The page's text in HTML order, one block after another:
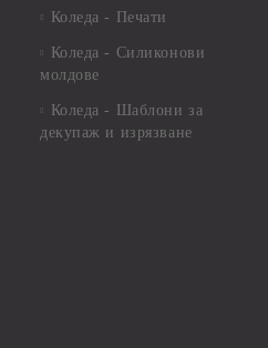
Коледа - Печати
Коледа - Силиконови
молдове
Коледа - Шаблони за
декупаж и изрязване